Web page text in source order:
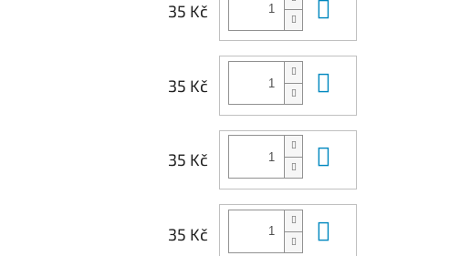
35 Kč
35 Kč
35 Kč
35 Kč